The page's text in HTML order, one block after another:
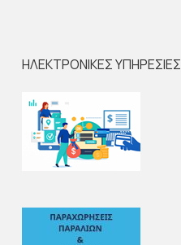
ΗΛΕΚΤΡΟΝΙΚΕΣ ΥΠΗΡΕΣΙΕΣ